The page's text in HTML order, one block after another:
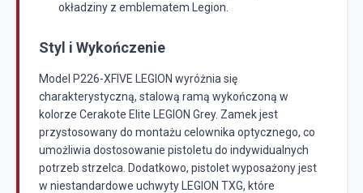
okładziny z emblematem Legion.
Styl i Wykończenie
Model P226-XFIVE LEGION wyróżnia się
charakterystyczną, stalową ramą wykończoną w
kolorze Cerakote Elite LEGION Grey. Zamek jest
przystosowany do montażu celownika optycznego, co
umożliwia dostosowanie pistoletu do indywidualnych
potrzeb strzelca. Dodatkowo, pistolet wyposażony jest
w niestandardowe uchwyty LEGION TXG, które